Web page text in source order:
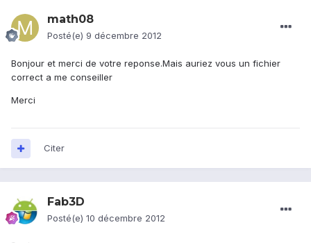
math08
Posté(e) 9 décembre 2012
Bonjour et merci de votre reponse.Mais auriez vous un fichier
correct a me conseiller
Merci
Citer
Fab3D
Posté(e) 10 décembre 2012